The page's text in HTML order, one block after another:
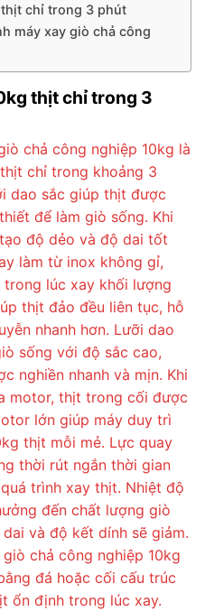
thịt chỉ trong 3 phút
máy xay giò chả công
thịt chỉ trong 3
chả công nghiệp 10kg là
chỉ trong khoảng 3
dao sắc giúp thịt được
để làm giò sống. Khi
độ dẻo và độ dai tốt
làm từ inox không gỉ,
lúc xay khối lượng
thịt đảo đều liên tục, hỗ
nhanh hơn. Lưỡi dao
sống với độ sắc cao,
nghiền nhanh và mịn. Khi
motor, thịt trong cối được
lớn giúp máy duy trì
thịt mỗi mẻ. Lực quay
thời rút ngắn thời gian
trình xay thịt. Nhiệt độ
đến chất lượng giò
và độ kết dính sẽ giảm.
chả công nghiệp 10kg
đá hoặc cối cấu trúc
ổn định trong lúc xay.